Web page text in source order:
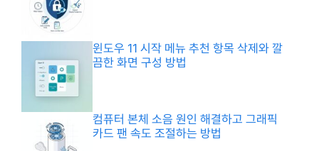
윈도우 11 시작 메뉴 추천 항목 삭제와 깔
끔한 화면 구성 방법
컴퓨터 본체 소음 원인 해결하고 그래픽
카드 팬 속도 조절하는 방법